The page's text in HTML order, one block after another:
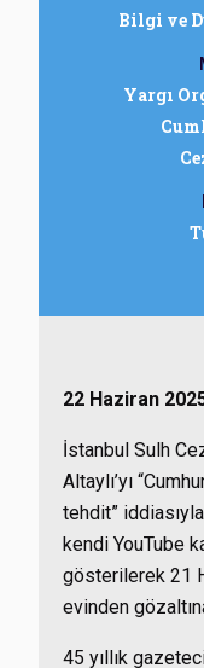
Bilgi ve
Yargı
22 Haziran
İstanbul Sulh
Altaylı’yı
tehdit”
kendi YouTube
gösterilerek 21
evinden
45 yıllık